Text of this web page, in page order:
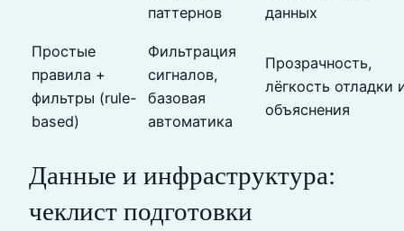
паттернов
данных
Простые
правила +
фильтры (rule-
based)
Фильтрация
сигналов,
базовая
автоматика
Прозрачность,
лёгкость отладки
объяснения
Данные и инфраструктура:
чеклист подготовки